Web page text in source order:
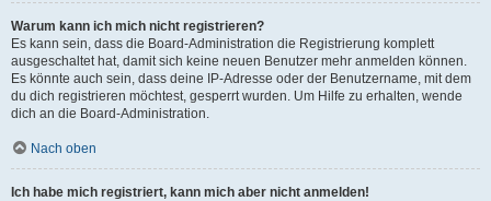
Warum kann ich mich nicht registrieren?
Es kann sein, dass die Board-Administration die Registrierung komplett
ausgeschaltet hat, damit sich keine neuen Benutzer mehr anmelden können.
Es könnte auch sein, dass deine IP-Adresse oder der Benutzername, mit dem
du dich registrieren möchtest, gesperrt wurden. Um Hilfe zu erhalten, wende
dich an die Board-Administration.
Nach oben
Ich habe mich registriert, kann mich aber nicht anmelden!